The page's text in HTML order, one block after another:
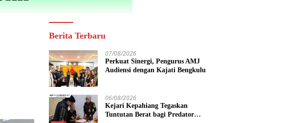
Berita Terbaru
07/08/2026
Perkuat Sinergi, Pengurus AMJ
Audiensi dengan Kajati Bengkulu
06/08/2026
Kejari Kepahiang Tegaskan
Tuntutan Berat bagi Predator